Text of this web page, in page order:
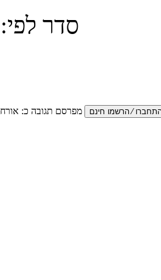
סדר לפי:
מפרסם תגובה כ: אורח